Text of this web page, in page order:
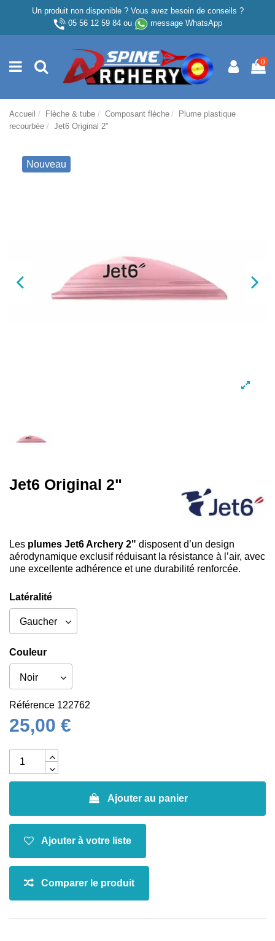
Un produit non disponible ? Vous avez besoin de conseils ?
05 56 12 59 84ou message WhatsApp
0
Accueil Flèche & tube Composant flèche
Plume plastique
recourbée
Jet6 Original 2"
Nouveau
Jet6 Original 2"
Les plumes Jet6 Archery 2" disposent d’un design
aérodynamique exclusif réduisant la résistance à l’air, avec
une excellente adhérence et une durabilité renforcée.
Latéralité
Couleur
Référence 122762
25,00 €
Ajouter au panier